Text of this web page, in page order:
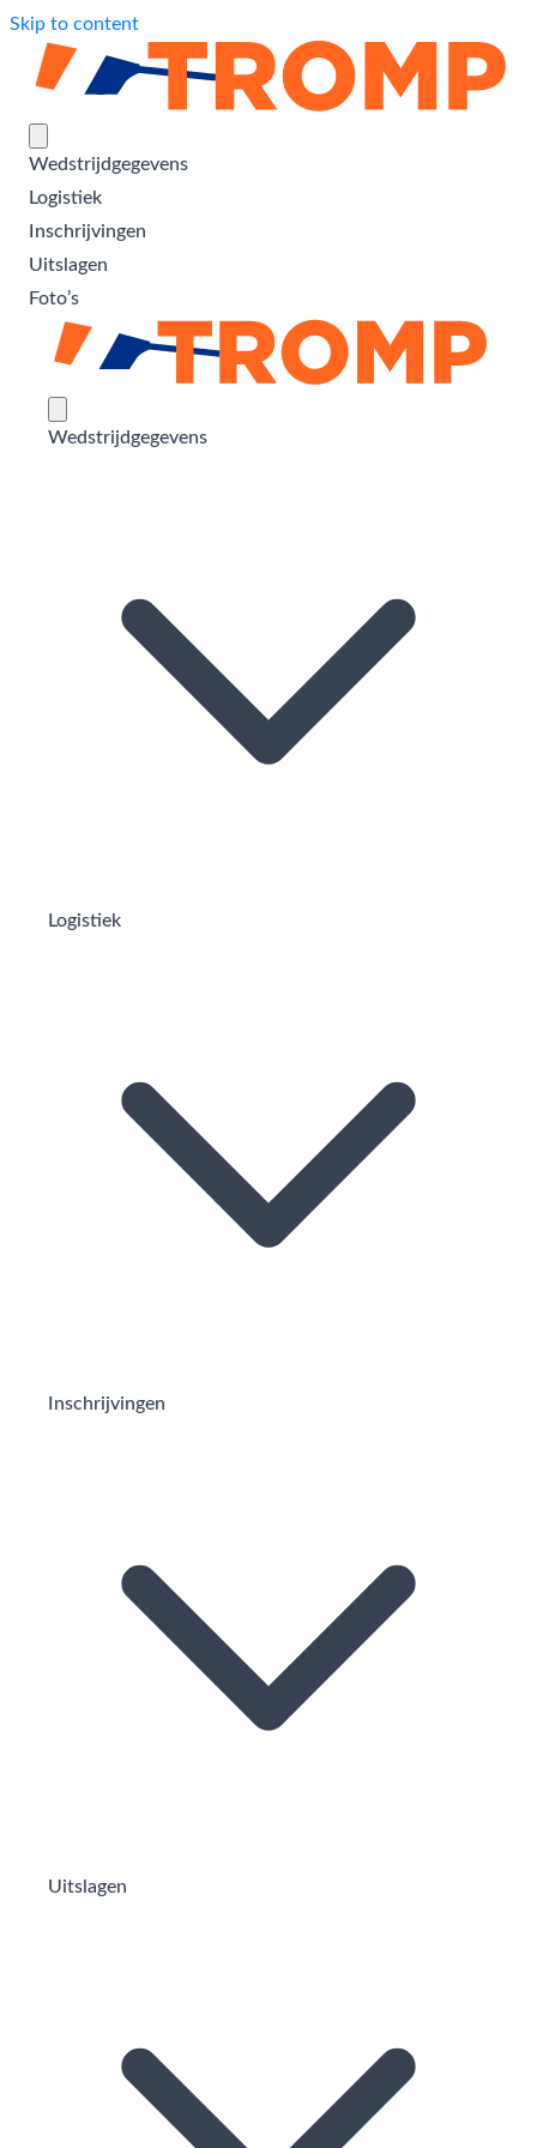
Skip to content
Wedstrijdgegevens
Logistiek
Inschrijvingen
Uitslagen
Foto’s
Wedstrijdgegevens
Logistiek
Inschrijvingen
Uitslagen